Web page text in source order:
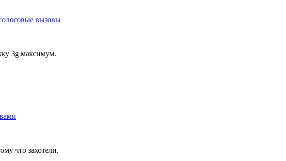
вызовы
3g максимум.
что захотели.